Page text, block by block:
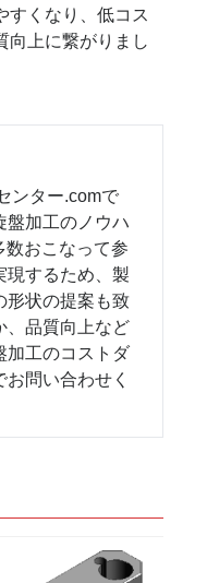
すくなり、低コス
向上に繋がりまし
ンター.comで
盤加工のノウハ
数おこなって参
現するため、製
形状の提案も致
、品質向上など
加工のコストダ
問い合わせく